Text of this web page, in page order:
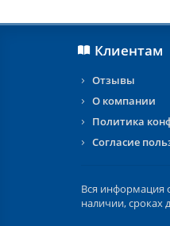
Клиентам
Отзывы
О компании
Политика
Согласие
Вся информация
наличии, сроках